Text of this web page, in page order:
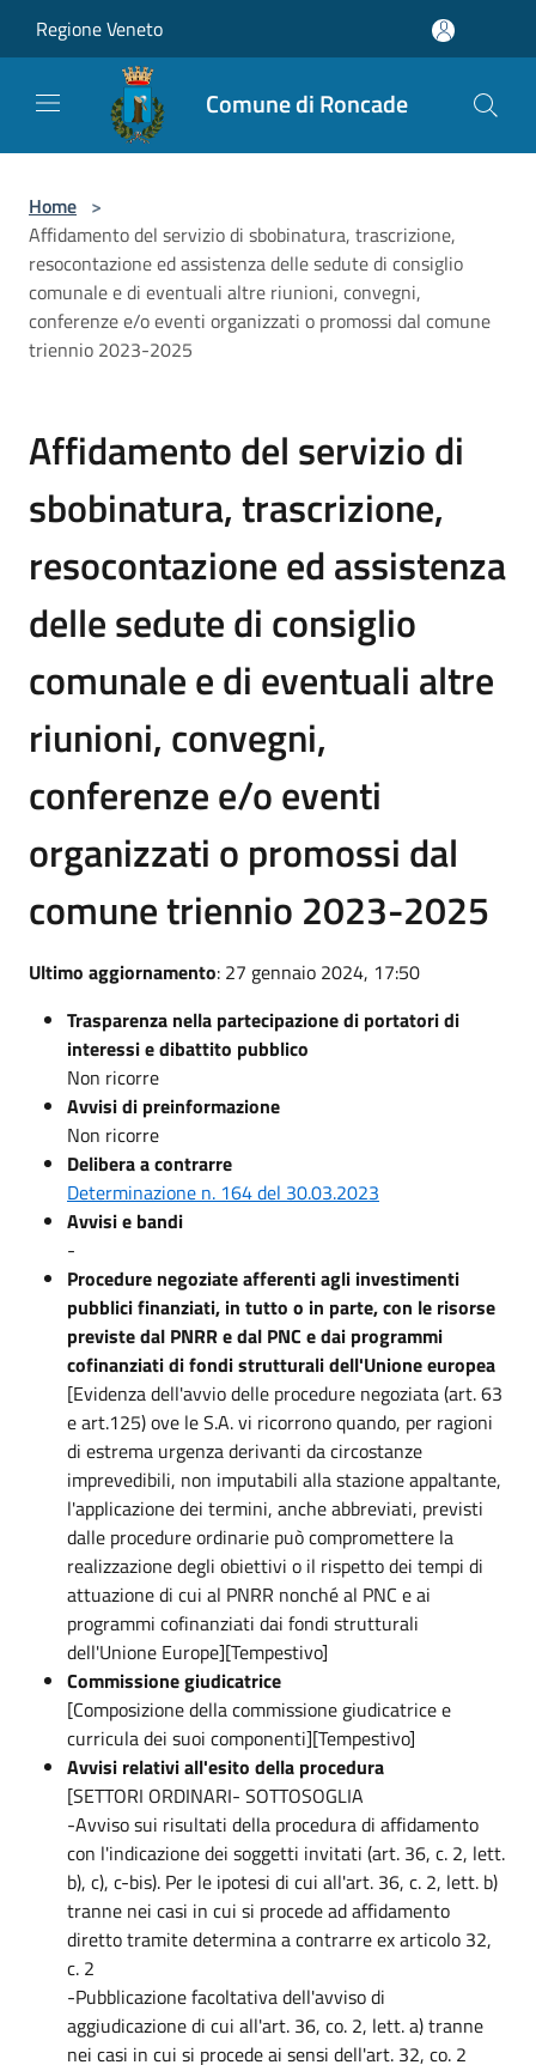
Regione Veneto
Comune di Roncade
Home >
Affidamento del servizio di sbobinatura, trascrizione,
resocontazione ed assistenza delle sedute di consiglio
comunale e di eventuali altre riunioni, convegni,
conferenze e/o eventi organizzati o promossi dal comune
triennio 2023-2025
Affidamento del servizio di
sbobinatura, trascrizione,
resocontazione ed assistenza
delle sedute di consiglio
comunale e di eventuali altre
riunioni, convegni,
conferenze e/o eventi
organizzati o promossi dal
comune triennio 2023-2025
Ultimo aggiornamento: 27 gennaio 2024, 17:50
Trasparenza nella partecipazione di portatori di
interessi e dibattito pubblico
Non ricorre
Avvisi di preinformazione
Non ricorre
Delibera a contrarre
Determinazione n. 164 del 30.03.2023
Avvisi e bandi
-
Procedure negoziate afferenti agli investimenti
pubblici finanziati, in tutto o in parte, con le risorse
previste dal PNRR e dal PNC e dai programmi
cofinanziati di fondi strutturali dell'Unione europea
[Evidenza dell'avvio delle procedure negoziata (art. 63
e art.125) ove le S.A. vi ricorrono quando, per ragioni
di estrema urgenza derivanti da circostanze
imprevedibili, non imputabili alla stazione appaltante,
l'applicazione dei termini, anche abbreviati, previsti
dalle procedure ordinarie può compromettere la
realizzazione degli obiettivi o il rispetto dei tempi di
attuazione di cui al PNRR nonché al PNC e ai
programmi cofinanziati dai fondi strutturali
dell'Unione Europe][Tempestivo]
Commissione giudicatrice
[Composizione della commissione giudicatrice e
curricula dei suoi componenti][Tempestivo]
Avvisi relativi all'esito della procedura
[SETTORI ORDINARI- SOTTOSOGLIA
-Avviso sui risultati della procedura di affidamento
con l'indicazione dei soggetti invitati (art. 36, c. 2, lett.
b), c), c-bis). Per le ipotesi di cui all'art. 36, c. 2, lett. b)
tranne nei casi in cui si procede ad affidamento
diretto tramite determina a contrarre ex articolo 32,
c. 2
-Pubblicazione facoltativa dell'avviso di
aggiudicazione di cui all'art. 36, co. 2, lett. a) tranne
nei casi in cui si procede ai sensi dell'art. 32, co. 2